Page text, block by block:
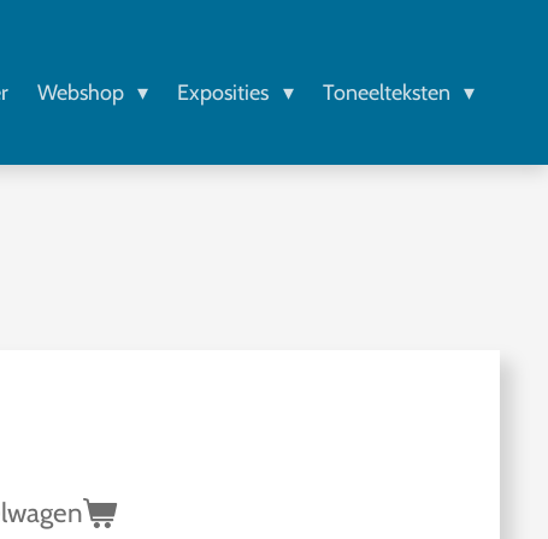
Webshop Exposities
Toneelteksten